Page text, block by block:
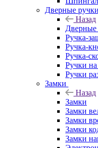
Дверные ручки
Назад
Дверные
Ручка-
Ручка-
Ручка-
Ручки
Ручки
Замки
Назад
Замки
Замки
Замки
Замки
Замки